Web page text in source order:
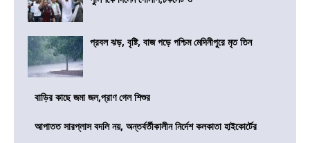
প্রবল ঝড়, বৃষ্টি, বাজ পড়ে পশ্চিম মেদিনীপুরে মৃত তিন
বাড়ির কাছে জমা জল,প্রাণ গেল শিশুর
আপাতত সারপ্লাস বদলি নয়, অন্তর্বর্তীকালীন নির্দেশ কলকাতা হাইকোর্টের